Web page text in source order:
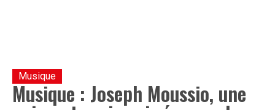
Musique
Musique : Joseph Moussio, une